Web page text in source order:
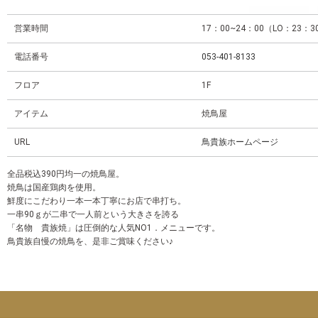
営業時間 17：00~24：00（LO：23：30
電話番号 053-401-8133
フロア 1F
アイテム 焼鳥屋
URL 鳥貴族ホームページ
全品税込390円均一の焼鳥屋。
焼鳥は国産鶏肉を使用。
鮮度にこだわり一本一本丁寧にお店で串打ち。
一串90ｇが二串で一人前という大きさを誇る
「名物 貴族焼」は圧倒的な人気NO1．メニューです。
鳥貴族自慢の焼鳥を、是非ご賞味ください♪